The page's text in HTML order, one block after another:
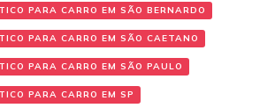
PARA CARRO EM SÃO BERNARDO
PARA CARRO EM SÃO CAETANO
PARA CARRO EM SÃO PAULO
PARA CARRO EM SP